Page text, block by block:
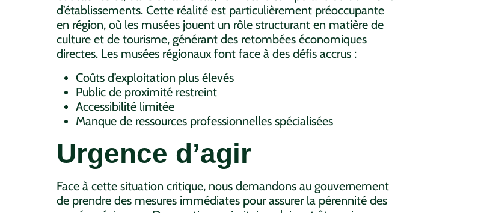
d’établissements. Cette réalité est particulièrement préoccupante
en région, où les musées jouent un rôle structurant en matière de
culture et de tourisme, générant des retombées économiques
directes. Les musées régionaux font face à des défis accrus :
Coûts d’exploitation plus élevés
Public de proximité restreint
Accessibilité limitée
Manque de ressources professionnelles spécialisées
Urgence d’agir
Face à cette situation critique, nous demandons au gouvernement
de prendre des mesures immédiates pour assurer la pérennité des